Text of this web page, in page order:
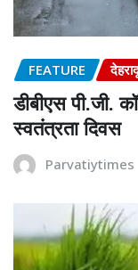
FEATURE
डीबीएस पी.जी.
स्वतंत्रता दिवस
Parvatiytimes